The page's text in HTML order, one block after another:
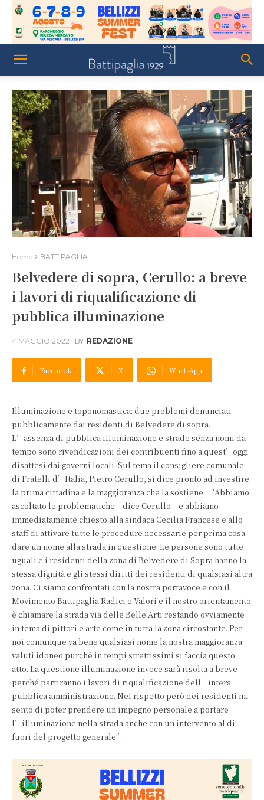
Home BATTIPAGLIA
Belvedere di sopra, Cerullo: a breve
i lavori di riqualificazione di
pubblica illuminazione
4 MAGGIO 2022 BY REDAZIONE
Facebook X WhatsApp
Illuminazione e toponomastica: due problemi denunciati
pubblicamente dai residenti di Belvedere di sopra.
L’assenza di pubblica illuminazione e strade senza nomi da
tempo sono rivendicazioni dei contribuenti fino a quest’oggi
disattesi dai governi locali. Sul tema il consigliere comunale
di Fratelli d’Italia, Pietro Cerullo, si dice pronto ad investire
la prima cittadina e la maggioranza che la sostiene. “Abbiamo
ascoltato le problematiche – dice Cerullo – e abbiamo
immediatamente chiesto alla sindaca Cecilia Francese e allo
staff di attivare tutte le procedure necessarie per prima cosa
dare un nome alla strada in questione. Le persone sono tutte
uguali e i residenti della zona di Belvedere di Sopra hanno la
stessa dignità e gli stessi diritti dei residenti di qualsiasi altra
zona. Ci siamo confrontati con la nostra portavoce e con il
Movimento Battipaglia Radici e Valori e il nostro orientamento
è chiamare la strada via delle Belle Arti restando ovviamente
in tema di pittori e arte come in tutta la zona circostante. Per
noi comunque va bene qualsiasi nome la nostra maggioranza
valuti idoneo purché in tempi strettissimi si faccia questo
atto. La questione illuminazione invece sarà risolta a breve
perché partiranno i lavori di riqualificazione dell’intera
pubblica amministrazione. Nel rispetto però dei residenti mi
sento di poter prendere un impegno personale a portare
l’illuminazione nella strada anche con un intervento al di
fuori del progetto generale”.